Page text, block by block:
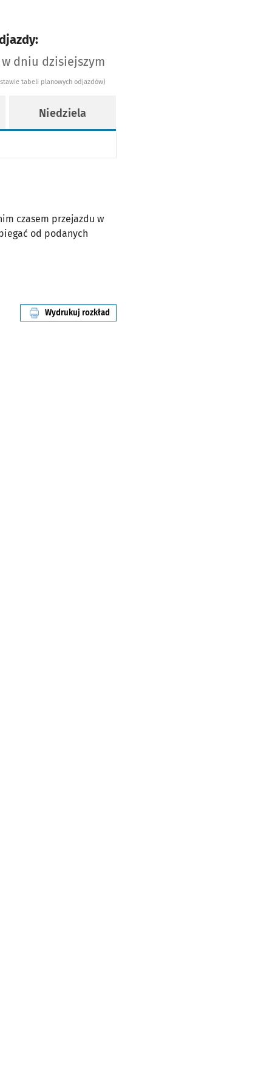
dniu dzisiejszym
tabeli planowych odjazdów)
Niedziela
czasem przejazdu w
od podanych
Wydrukuj rozkład
linii nr 917